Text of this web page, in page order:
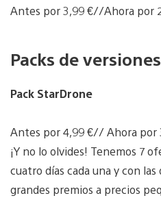
Antes por 3,99 €//Ahora por
Packs de
Pack StarDrone
Antes por 4,99 €// Ahora por
¡Y no lo olvides! Tenemos 7
cuatro días cada una y con
grandes premios a precios